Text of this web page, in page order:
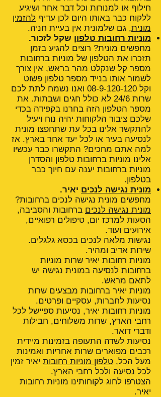
חילוף או למנורות וכל דבר אחר ושיגיע
ללקוח כבר באותו היום לכן עדיף להזמין
מונית, גם שלמונית אין בעיית חניה.
מוניות רחובות טלפון שקל לזכור.
מחפשים מונית? רוצים להגיע בזמן
תזכרו את הטלפון של מוניות ברחובות
מספר קל שנקלט מהר בראש, אין צורך
לשמור אותו בנייד מספר טלפון פשוט
וקל 08-9-120-120 ואנו נשמח לתת לכם
שרות 24/6 לא כולל חגים ושבתות. את
מספר הטלפון הזה בחרנו בקפידה בכדי
שלכם ציבור הלקוחות יהיה נוח ויעיל
להתקשר אלינו בכל עת שתחפצו מונית
לנסיעה בעיר או לכל יעד אחר בארץ. אז
למה אתם מחכים? התקשרו כבר עכשיו
אלינו מוניות ברחובות טלפון והסדרן
מוניות ברחובות יענה עם חיוך כבר
בטלפון.
מונית נגישה לנכים יאיר.
מחפשים מונית נגישה לנכים ברחובות?
מונית נגישה לנכים ברחובות והסביבה,
הסעות למרכז יום, טיפולים רפואיים,
אירועים ועוד.
נגישות מלאה לנכים בכסא גלגלים.
שירות אדיב ומהיר.
מוניות רחובות יאיר שרות מוניות
ברחובות לנסיעה במונית נגישה יש
לתאם מראש.
מוניות יאיר ברחובות מבצעים שרות
נסיעות לחברות, עסקיים ופרטים.
מוניות רחובות יאיר, נסיעות ספיישל לכל
רחבי הארץ, שרות משלוחים, חבילות
ודברי דואר.
נסיעות לשדה התעופה בזמינות מיידית
רכבים מפוארים שרות אחריות ואמינות
מעל הכל, טלפון מוניות רחובות יאיר זמין
לכל נסיעה ולכל רחבי הארץ.
הצטרפו לחוג לקוחותינו מוניות רחובות
יאיר.